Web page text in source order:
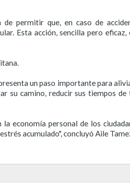
permitir que, en caso de
Esta acción, sencilla pero
un paso importante para
su camino, reducir sus tiempos
economía personal de los
acumulado", concluyó Aile